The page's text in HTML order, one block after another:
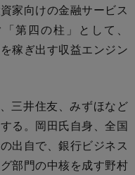
家向けの金融サービス
第四の柱」として、
稼ぎ出す収益エンジン
三井住友、みずほなど
る。岡田氏自身、全国
出自で、銀行ビジネス
部門の中核を成す野村